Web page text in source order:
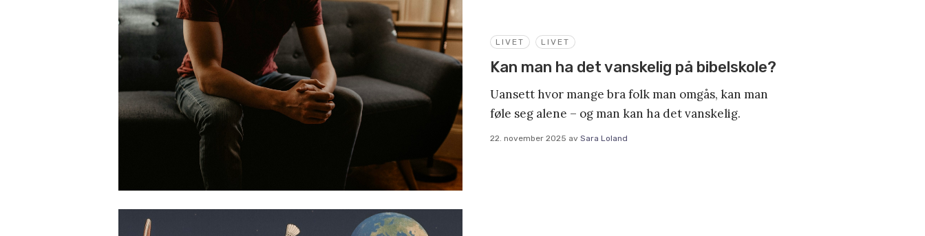
LIVET LIVET
Kan man ha det vanskelig på bibelskole?
Uansett hvor mange bra folk man omgås, kan man
føle seg alene – og man kan ha det vanskelig.
22. november 2025 av Sara Loland